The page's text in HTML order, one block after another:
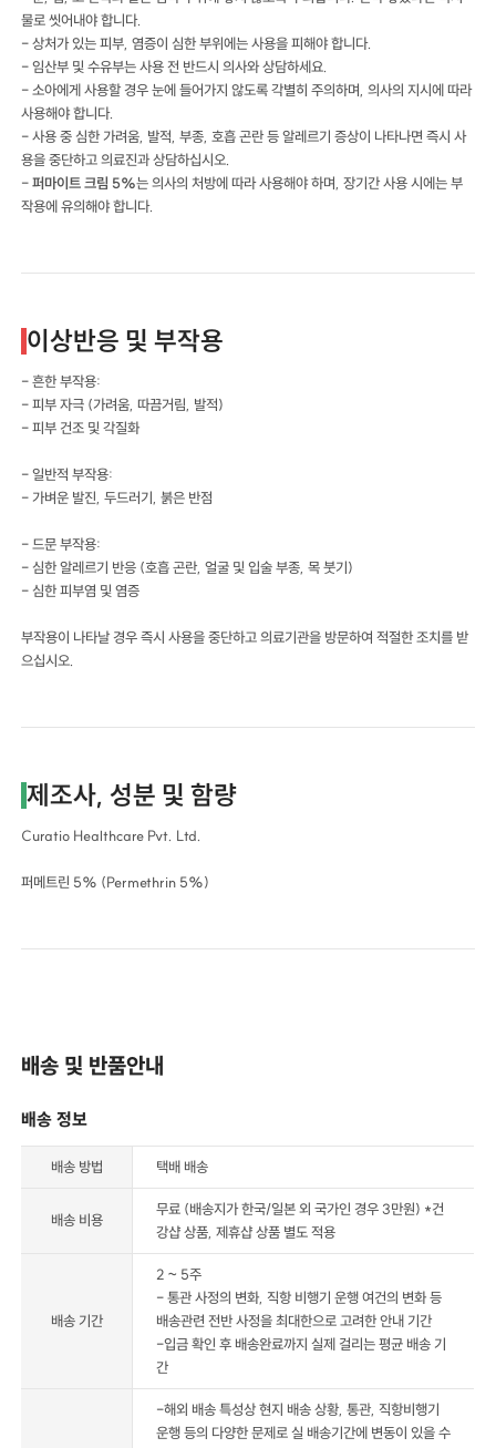
물로 씻어내야 합니다.
- 상처가 있는 피부, 염증이 심한 부위에는 사용을 피해야 합니다.
- 임산부 및 수유부는 사용 전 반드시 의사와 상담하세요.
- 소아에게 사용할 경우 눈에 들어가지 않도록 각별히 주의하며, 의사의 지시에 따라
사용해야 합니다.
- 사용 중 심한 가려움, 발적, 부종, 호흡 곤란 등 알레르기 증상이 나타나면 즉시 사
용을 중단하고 의료진과 상담하십시오.
-퍼마이트 크림 5%는 의사의 처방에 따라 사용해야 하며, 장기간 사용 시에는 부
작용에 유의해야 합니다.
이상반응 및 부작용
- 흔한 부작용:
- 피부 자극 (가려움, 따끔거림, 발적)
- 피부 건조 및 각질화
- 일반적 부작용:
- 가벼운 발진, 두드러기, 붉은 반점
- 드문 부작용:
- 심한 알레르기 반응 (호흡 곤란, 얼굴 및 입술 부종, 목 붓기)
- 심한 피부염 및 염증
부작용이 나타날 경우 즉시 사용을 중단하고 의료기관을 방문하여 적절한 조치를 받
으십시오.
제조사, 성분 및 함량
Curatio Healthcare Pvt. Ltd.
퍼메트린 5% (Permethrin 5%)
배송 및 반품안내
배송 정보
배송 방법 택배 배송
배송 비용
무료 (배송지가 한국/일본 외 국가인 경우 3만원) *건
강샵 상품, 제휴샵 상품 별도 적용
배송 기간
2 ~ 5주
- 통관 사정의 변화, 직항 비행기 운행 여건의 변화 등
배송관련 전반 사정을 최대한으로 고려한 안내 기간
-입금 확인 후 배송완료까지 실제 걸리는 평균 배송 기
간
-해외 배송 특성상 현지 배송 상황, 통관, 직항비행기
운행 등의 다양한 문제로 실 배송기간에 변동이 있을 수